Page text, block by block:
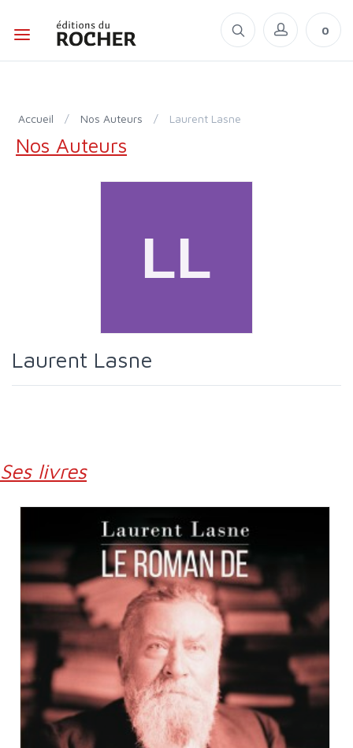
0
Accueil / Nos Auteurs / Laurent Lasne
Nos Auteurs
Laurent Lasne
Ses livres